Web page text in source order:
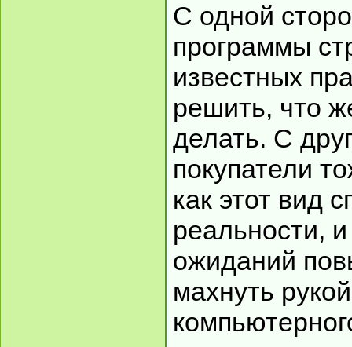
С одной
программы
известных
решить, что
делать. С
покупатели
как этот вид
реальности,
ожиданий
махнуть